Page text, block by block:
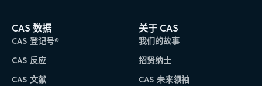
CAS 数据
CAS 登记号®
CAS 反应
CAS 文献
关于 CAS
我们的故事
招贤纳士
CAS 未来领袖